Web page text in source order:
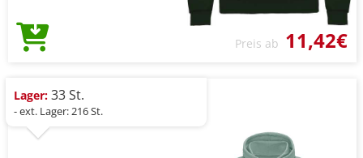
Preis ab 11,42€
Lager: 33 St.
- ext. Lager: 216 St.